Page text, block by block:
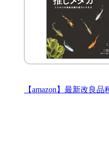
【amazon】最新改良